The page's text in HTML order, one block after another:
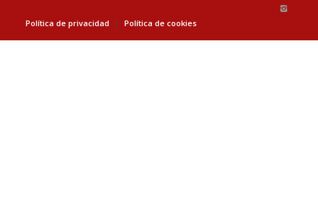
Política de privacidad Política de cookies